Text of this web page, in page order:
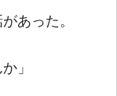
あった。
」